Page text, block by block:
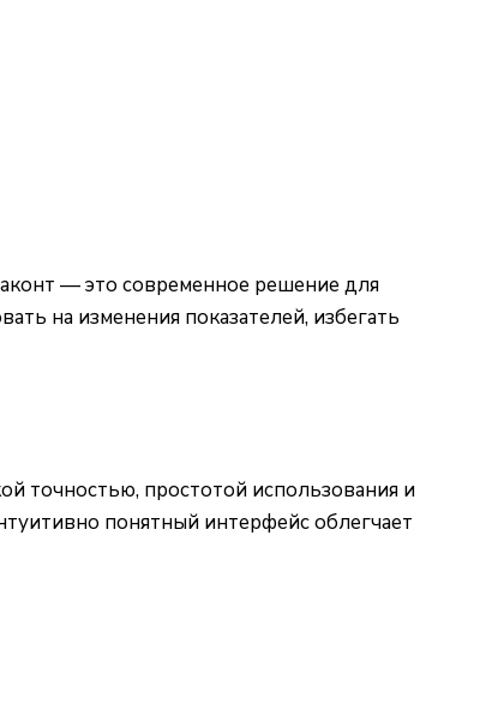
— это современное решение для
на изменения показателей, избегать
точностью, простотой использования и
понятный интерфейс облегчает